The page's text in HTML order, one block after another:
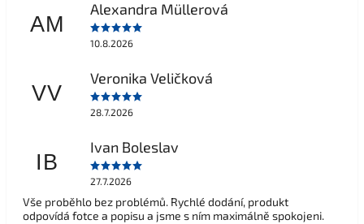
AM
Alexandra Müllerová
10.8.2026
VV
Veronika Veličková
28.7.2026
IB
Ivan Boleslav
27.7.2026
Vše proběhlo bez problémů. Rychlé dodání, produkt
odpovídá fotce a popisu a jsme s ním maximálně spokojeni.